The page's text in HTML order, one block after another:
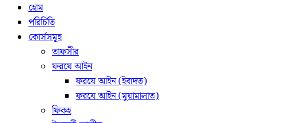
হোম
পরিচিতি
কোর্সসমূহ
তাফসীর
ফরযে আইন
ফরযে আইন (ইবাদত)
ফরযে আইন (মুয়ামালাত)
ফিকহ